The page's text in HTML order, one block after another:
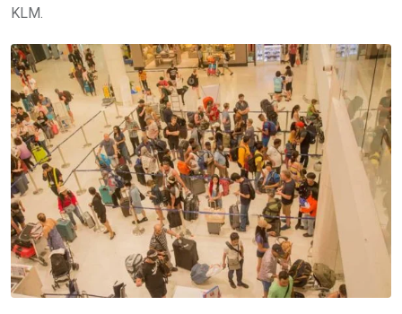
KLM.